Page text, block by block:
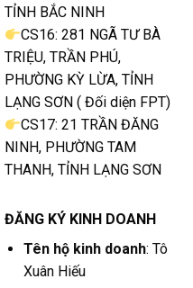
TỈNH BẮC NINH
CS16: 281 NGÃ TƯ BÀ
TRIỆU, TRẦN PHÚ,
PHƯỜNG KỲ LỪA, TỈNH
LẠNG SƠN ( Đối diện FPT)
CS17: 21 TRẦN ĐĂNG
NINH, PHƯỜNG TAM
THANH, TỈNH LẠNG SƠN
ĐĂNG KÝ KINH DOANH
Tên hộ kinh doanh: Tô
Xuân Hiếu